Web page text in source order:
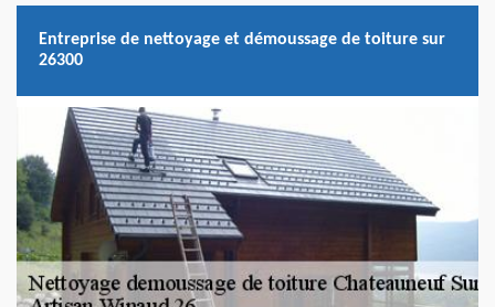
Entreprise de nettoyage et démoussage de toiture sur
26300